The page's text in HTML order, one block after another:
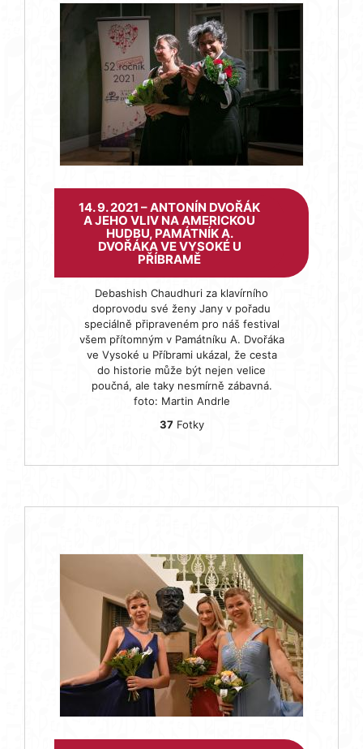
14. 9. 2021 – ANTONÍN DVOŘÁK
A JEHO VLIV NA AMERICKOU
HUDBU, PAMÁTNÍK A.
DVOŘÁKA VE VYSOKÉ U
PŘÍBRAMĚ
Debashish Chaudhuri za klavírního
doprovodu své ženy Jany v pořadu
speciálně připraveném pro náš festival
všem přítomným v Památníku A. Dvořáka
ve Vysoké u Příbrami ukázal, že cesta
do historie může být nejen velice
poučná, ale taky nesmírně zábavná.
foto: Martin Andrle
37Fotky